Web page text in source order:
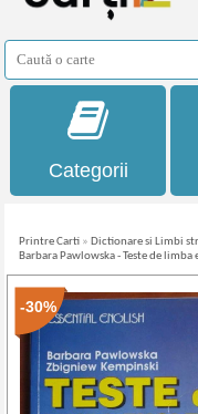
Categorii
Printre Carti » Dictionare si Limbi
Barbara Pawlowska - Teste de limba
-30%